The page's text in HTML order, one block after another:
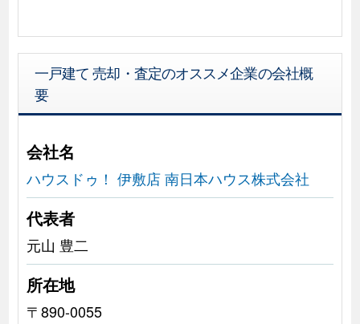
一戸建て 売却・査定のオススメ企業の会社概
要
会社名
ハウスドゥ！ 伊敷店 南日本ハウス株式会社
代表者
元山 豊二
所在地
〒890-0055